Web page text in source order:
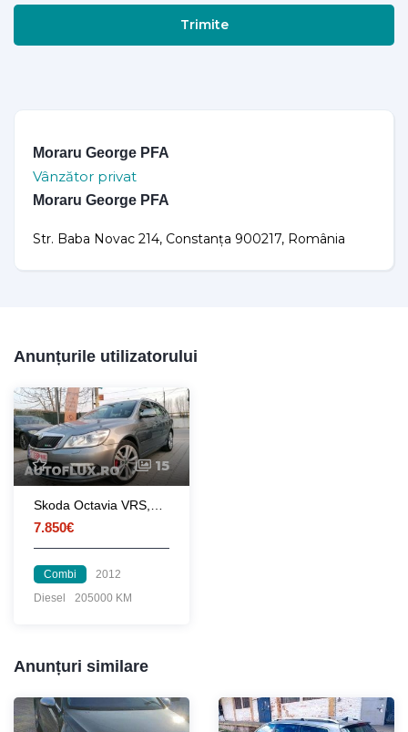
Trimite
Moraru George PFA
Vânzător privat
Moraru George PFA
Str. Baba Novac 214, Constanța 900217, România
Anunțurile utilizatorului
15
7.850€
Combi
2012
Diesel
205000 KM
Anunțuri similare